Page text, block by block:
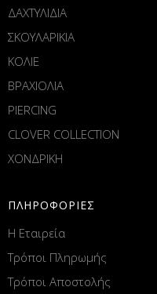
ΔΑΧΤΥΛΙΔΙΑ
ΣΚΟΥΛΑΡΙΚΙΑ
ΚΟΛΙΕ
ΒΡΑΧΙΟΛΙΑ
PIERCING
CLOVER COLLECTION
ΧΟΝΔΡΙΚΗ
ΠΛΗΡΟΦΟΡΙΕΣ
Η Εταιρεία
Τρόποι Πληρωμής
Τρόποι Αποστολής